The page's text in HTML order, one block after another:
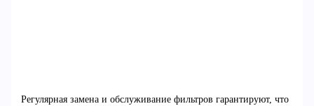
Регулярная замена и обслуживание фильтров гарантируют, что